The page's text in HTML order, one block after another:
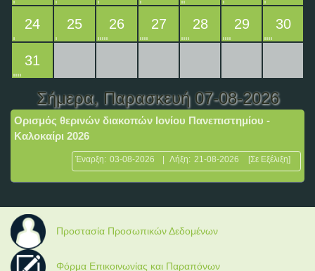
24 25 26 27 28 29 30
31
Σήμερα, Παρασκευή 07-08-2026
Ορισμός θερινών διακοπών Ιονίου Πανεπιστημίου -
Καλοκαίρι 2026
Έναρξη: 03-08-2026 | Λήξη: 21-08-2026 [Σε Εξέλιξη]
Προστασία Προσωπικών Δεδομένων
Φόρμα Επικοινωνίας και Παραπόνων